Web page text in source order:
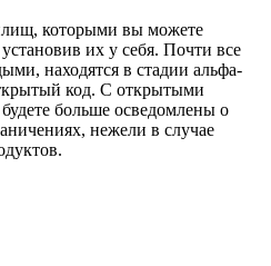
которыми вы можете
их у себя. Почти все
находятся в стадии альфа-
код. С открытыми
больше осведомлены о
нежели в случае